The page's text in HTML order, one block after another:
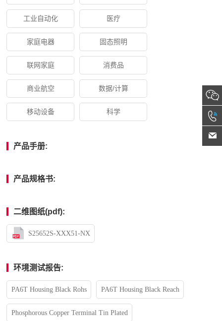
工业自动化 医疗
家庭电器 固态照明
联网家庭 消费品
商业航空 数据/计算
移动设备 科学
产品手册:
产品规格书:
二维图纸(pdf):
S25652S-XXX51-NX
环境测试报告:
PA6T Housing Black Rohs PA6T Housing Black Reach
Phosphorous Copper Terminal Tin Plated